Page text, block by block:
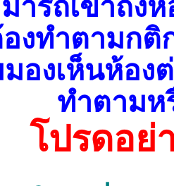
ารถเข้าถึง
งทำตามกติ
มองเห็นห้อ
ทำตามห
โปรดอย่